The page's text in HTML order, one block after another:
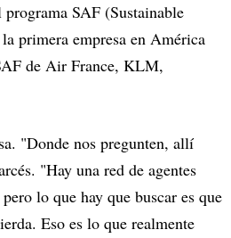
SAF (Sustainable
primera empresa en América
de Air France, KLM,
"Donde nos pregunten, allí
"Hay una red de agentes
lo que hay que buscar es que
Eso es lo que realmente